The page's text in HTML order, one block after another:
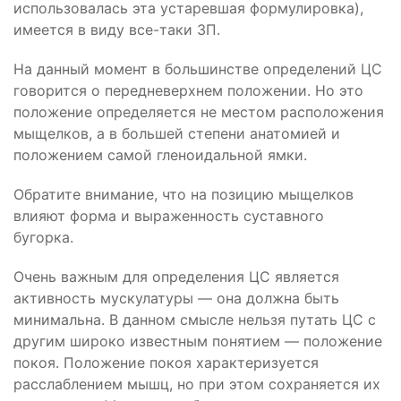
использовалась эта устаревшая формулировка),
имеется в виду все-таки ЗП.
На данный момент в большинстве определений ЦС
говорится о передневерхнем положении. Но это
положение определяется не местом расположения
мыщелков, а в большей степени анатомией и
положением самой гленоидальной ямки.
Обратите внимание, что на позицию мыщелков
влияют форма и выраженность суставного
бугорка.
Очень важным для определения ЦС является
активность мускулатуры — она должна быть
минимальна. В данном смысле нельзя путать ЦС с
другим широко известным понятием — положение
покоя. Положение покоя характеризуется
расслаблением мышц, но при этом сохраняется их